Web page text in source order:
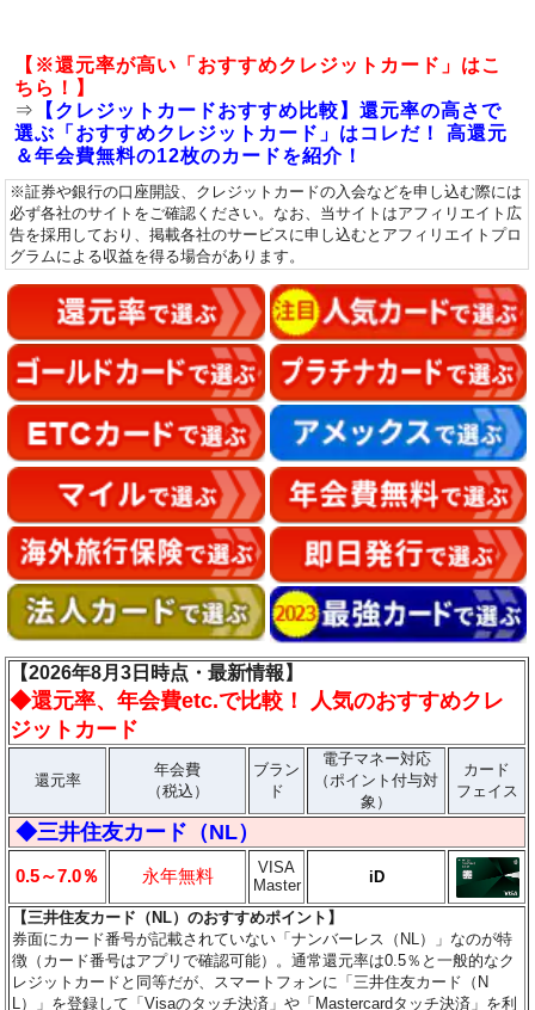
【※還元率が高い「おすすめクレジットカード」はこ
ちら！】
⇒
【クレジットカードおすすめ比較】還元率の高さで
選ぶ「おすすめクレジットカード」はコレだ！ 高還元
＆年会費無料の12枚のカードを紹介！
※証券や銀行の口座開設、クレジットカードの入会などを申し込む際には
必ず各社のサイトをご確認ください。なお、当サイトはアフィリエイト広
告を採用しており、掲載各社のサービスに申し込むとアフィリエイトプロ
グラムによる収益を得る場合があります。
【2026年8月3日時点・最新情報】
◆還元率、年会費etc.で比較！ 人気のおすすめクレ
ジットカード
還元率
年会費
（税込）
ブラン
ド
電子マネー対応
（ポイント付与対
象）
カード
フェイス
◆三井住友カード（NL）
0.5～7.0％ 永年無料
VISA
Master
iD
【三井住友カード（NL）のおすすめポイント】
券面にカード番号が記載されていない「ナンバーレス（NL）」なのが特
徴（カード番号はアプリで確認可能）。通常還元率は0.5％と一般的なク
レジットカードと同等だが、スマートフォンに「三井住友カード（N
L）」を登録して「Visaのタッチ決済」や「Mastercardタッチ決済」を利